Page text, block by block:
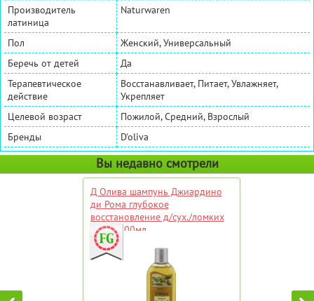
Производитель
латиница
Naturwaren
Пол
Женский, Универсальный
Беречь от детей
Да
Терапевтическое
действие
Восстанавливает, Питает, Увлажняет,
Укрепляет
Целевой возраст
Пожилой, Средний, Взрослый
Бренды
D'oliva
Вы недавно смотрели
Д Олива шампунь Джиардино
ди Рома глубокое
восстановление д/сух./ломких
волос 200мл